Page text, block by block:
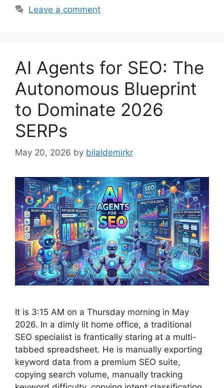
Leave a comment
AI Agents for SEO: The
Autonomous Blueprint
to Dominate 2026
SERPs
May 20, 2026 by bilaldemirkr
It is 3:15 AM on a Thursday morning in May
2026. In a dimly lit home office, a traditional
SEO specialist is frantically staring at a multi-
tabbed spreadsheet. He is manually exporting
keyword data from a premium SEO suite,
copying search volume, manually tracking